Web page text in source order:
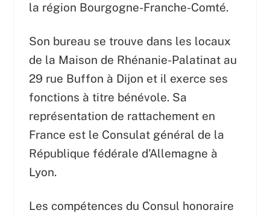
la région Bourgogne-Franche-Comté.
Son bureau se trouve dans les locaux
de la Maison de Rhénanie-Palatinat au
29 rue Buffon à Dijon et il exerce ses
fonctions à titre bénévole. Sa
représentation de rattachement en
France est le Consulat général de la
République fédérale d’Allemagne à
Lyon.
Les compétences du Consul honoraire